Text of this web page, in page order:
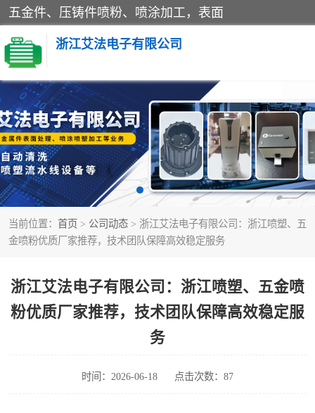
五金件、压铸件喷粉、喷涂加工，表面
浙江艾法电子有限公司
当前位置： 首页 > 公司动态 > 浙江艾法电子有限公司：浙江喷塑、五
金喷粉优质厂家推荐，技术团队保障高效稳定服务
浙江艾法电子有限公司：浙江喷塑、五金喷
粉优质厂家推荐，技术团队保障高效稳定服
务
时间：2026-06-18 点击次数：87
五金加工